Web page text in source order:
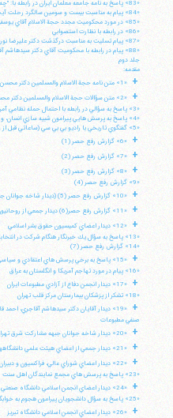
«83» پاسخ به نامه جامعه معلمان ايران در رابطه با: "چه بايد كرد؟"
«84» پيام به مناسبت بيست و سومين سالگرد رحلت آيت الله طالقاني (ره)(1)
«85» در مورد محكوميت مجدد حجة الاسلام آقاي يوسفي اشكوري
«86» در رابطه با نظارت استصوابي
«87» پيام تسليت به مناسبت درگذشت دكتر عليرضا نوري و دكتر هاشم زهي
«88» پيام در رابطه با محكوميت آقاي دكتر سيدهاشم آقاجري
جلد دوم
مقدمه:
+ «1» متن نامه حجة الاسلام والمسلمين دكتر محسن كديور و پاسخ معظم له
+
«2» متن سؤالات حجة الاسلام والمسلمين دكتر محسن كديور و پاسخ معظم له
«3» پاسخ به سؤالي در رابطه با احتمال حمله نظامي آمريكا به عراق
«4» پاسخ به پرسش هايي پيرامون شبيه سازي انسان، و شرايط لغو يا تبديل احكاماوليه اسلام
«5» گفتگوي تاريخي با راديو بي بي سي (ساعاتي قبل از رفع حصر)
+ «6» گزارش رفع حصر (1)
+ «7» گزارش رفع حصر (2)
+
«8» گزارش رفع حصر (3)
«9» گزارش رفع حصر (4)
+ «10» گزارش رفع حصر (5) (ديدار شاخه جوانان جبهه مشاركت ايران اسلامي)
+ «11» گزارش رفع حصر(6) ديدار جمعي از روحانيون و افرادي كه به دليل فعاليتهاي سياسي زنداني شده بودند.
+
«12» ديدار اعضاي كميسيون حقوق بشر اسلامي
«13» پاسخ به سؤال يك خبرنگار هنگام شركت در انتخابات دومين دوره شوراهاياسلامي شهر و روستا
«14» گزارش رفع حصر (7)
+
«15» پاسخ به برخي پرسش هاي اعتقادي و سياسي
«16» پيام در مورد تهاجم آمريكا و انگلستان به عراق
+
«17» ديدار انجمن دفاع از آزادي مطبوعات ايران
«18» تشكر از پزشكان بيمارستان مركز قلب تهران
+
«19» ديدار آقايان دكتر سيدهاشم آقاجري،
صنفي مطبوعات
+ «20» ديدار شاخه جوانان جبهه مشاركت شرق تهران
+ «21» ديدار جمعي از اعضاي هيئت علمي دانشگاههاي: تربيت مدرس، تهران، علومپزشكي تهران و امام حسين (ع)
+
«22» ديدار اعضاي شوراي عالي، فراكسيون و دبيران استانهاي حزب همبستگي
«23» پاسخ به پرسش هاي مجمع نمايندگان اهل سنت
+
«24» ديدار اعضاي انجمن اسلامي دانشگاه صنعتي اصفهان
«25» پاسخ به سؤال دانشجويان پيرامون هجوم به خوابگاههاي دانشجويي
+ «26» ديدار اعضاي انجمن اسلامي دانشگاه تبريز